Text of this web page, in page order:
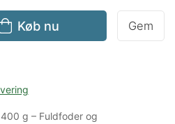
Køb nu Gem
g – Fuldfoder og